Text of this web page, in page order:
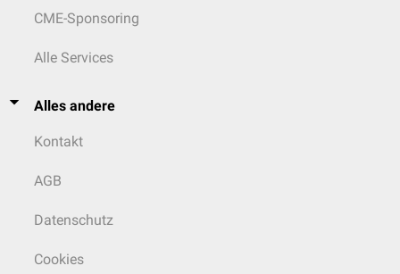
CME-Sponsoring
Alle Services
Alles andere
Kontakt
AGB
Datenschutz
Cookies